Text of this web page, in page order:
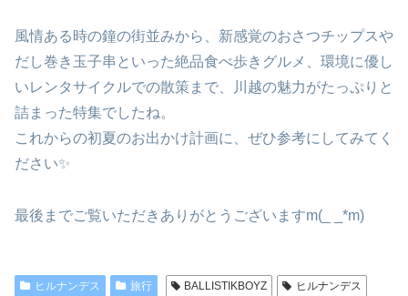
風情ある時の鐘の街並みから、新感覚のおさつチップスや
だし巻き玉子串といった絶品食べ歩きグルメ、環境に優し
いレンタサイクルでの散策まで、川越の魅力がたっぷりと
詰まった特集でしたね。
これからの初夏のお出かけ計画に、ぜひ参考にしてみてく
ださい✨
最後までご覧いただきありがとうございますm(_ _*m)
ヒルナンデス 旅行 BALLISTIKBOYZ
ヒルナンデス